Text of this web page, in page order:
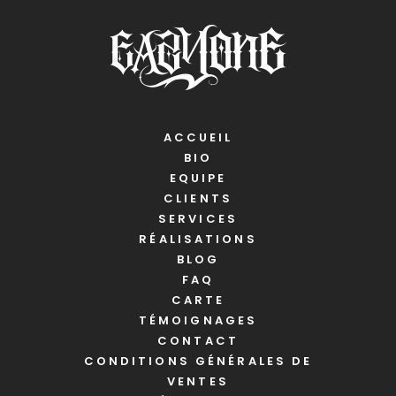
ACCUEIL
BIO
EQUIPE
CLIENTS
SERVICES
RÉALISATIONS
BLOG
FAQ
CARTE
TÉMOIGNAGES
CONTACT
CONDITIONS GÉNÉRALES DE
VENTES